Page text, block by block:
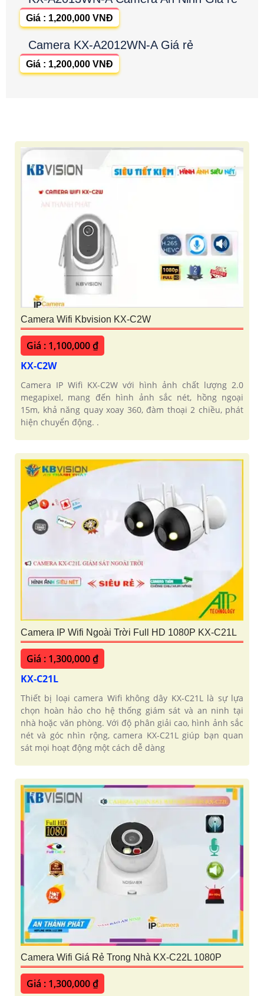
Giá : 1,200,000 VNĐ
Camera KX-A2012WN-A Giá rẻ
Giá : 1,200,000 VNĐ
Camera Wifi Kbvision KX-C2W
Giá : 1,100,000 ₫
KX-C2W
Camera IP Wifi KX-C2W với hình ảnh chất lượng 2.0
megapixel, mang đến hình ảnh sắc nét, hồng ngoại
15m, khả năng quay xoay 360, đàm thoại 2 chiều, phát
hiện chuyển động. .
Camera IP Wifi Ngoài Trời Full HD 1080P KX-C21L
Giá : 1,300,000 ₫
KX-C21L
Thiết bị loại camera Wifi không dây KX-C21L là sự lựa
chọn hoàn hảo cho hệ thống giám sát và an ninh tại
nhà hoặc văn phòng. Với độ phân giải cao, hình ảnh sắc
nét và góc nhìn rộng, camera KX-C21L giúp bạn quan
sát mọi hoạt động một cách dễ dàng
Camera Wifi Giá Rẻ Trong Nhà KX-C22L 1080P
Giá : 1,300,000 ₫